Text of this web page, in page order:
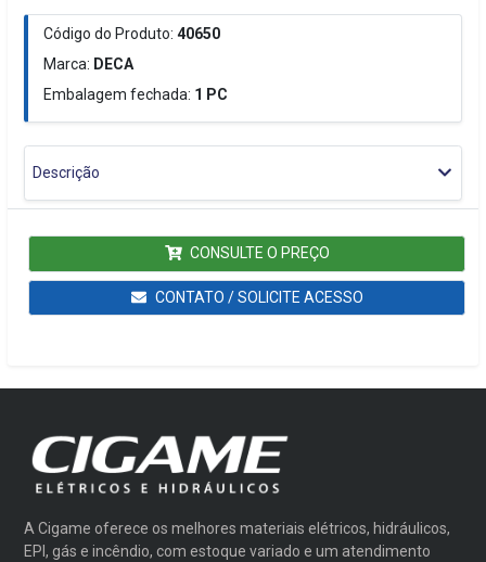
Código do Produto: 40650
Marca: DECA
Embalagem fechada: 1 PC
Descrição
CONSULTE O PREÇO
CONTATO / SOLICITE ACESSO
A Cigame oferece os melhores materiais elétricos, hidráulicos,
EPI, gás e incêndio, com estoque variado e um atendimento